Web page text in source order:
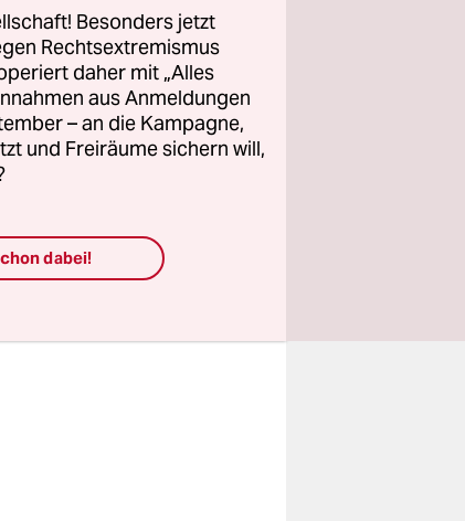
istBesonders jetzt
Rechtsextremismus
daher mit „Alles
aus Anmeldungen
– an die Kampagne,
und Freiräume sichern will,
dabei!